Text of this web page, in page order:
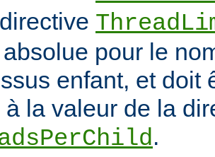
pour le
enfant, et doit
à la valeur de la
.